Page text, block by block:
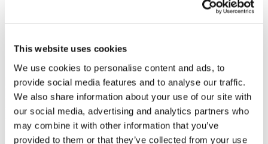
This website uses cookies
We use cookies to personalise content and ads, to
provide social media features and to analyse our traffic.
We also share information about your use of our site with
our social media, advertising and analytics partners who
may combine it with other information that you’ve
provided to them or that they’ve collected from your use